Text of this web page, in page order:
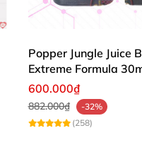
Popper Jungle Juice
Extreme Formula
600.000₫
882.000₫
-32%
(258)